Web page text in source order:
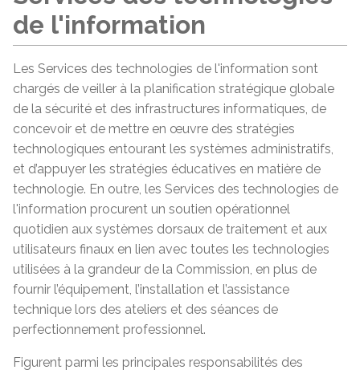
de l'information
Les Services des technologies de l'information sont
chargés de veiller à la planification stratégique globale
de la sécurité et des infrastructures informatiques, de
concevoir et de mettre en œuvre des stratégies
technologiques entourant les systèmes administratifs,
et d’appuyer les stratégies éducatives en matière de
technologie. En outre, les Services des technologies de
l'information procurent un soutien opérationnel
quotidien aux systèmes dorsaux de traitement et aux
utilisateurs finaux en lien avec toutes les technologies
utilisées à la grandeur de la Commission, en plus de
fournir l’équipement, l’installation et l’assistance
technique lors des ateliers et des séances de
perfectionnement professionnel.
Figurent parmi les principales responsabilités des